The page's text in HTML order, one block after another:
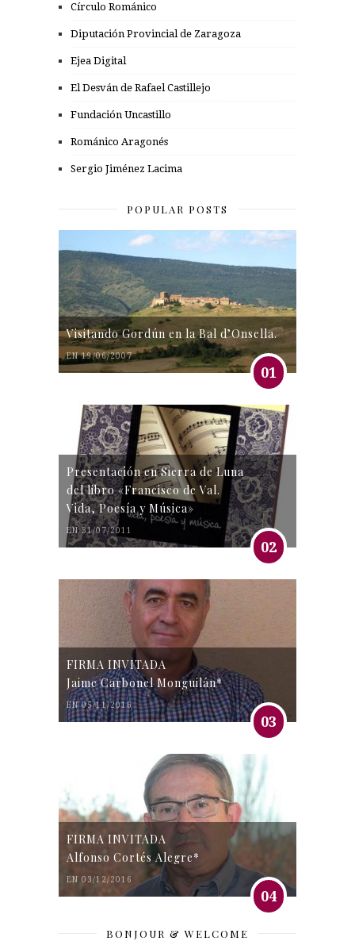
Círculo Románico
Diputación Provincial de Zaragoza
Ejea Digital
El Desván de Rafael Castillejo
Fundación Uncastillo
Románico Aragonés
Sergio Jiménez Lacima
POPULAR POSTS
Visitando Gordún en la Bal d’Onsella.
EN 19/06/2007
01
Presentación en Sierra de Luna
del libro «Francisco de Val.
Vida, Poesía y Música»
EN 31/07/2011
02
FIRMA INVITADA
Jaime Carbonel Monguilán*
EN 05/11/2016
03
FIRMA INVITADA
Alfonso Cortés Alegre*
EN 03/12/2016
04
BONJOUR & WELCOME